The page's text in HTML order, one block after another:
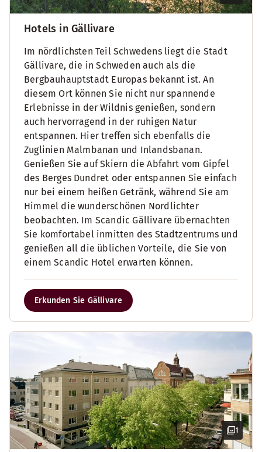
Hotels in Gällivare
Im nördlichsten Teil Schwedens liegt die Stadt
Gällivare, die in Schweden auch als die
Bergbauhauptstadt Europas bekannt ist. An
diesem Ort können Sie nicht nur spannende
Erlebnisse in der Wildnis genießen, sondern
auch hervorragend in der ruhigen Natur
entspannen. Hier treffen sich ebenfalls die
Zuglinien Malmbanan und Inlandsbanan.
Genießen Sie auf Skiern die Abfahrt vom Gipfel
des Berges Dundret oder entspannen Sie einfach
nur bei einem heißen Getränk, während Sie am
Himmel die wunderschönen Nordlichter
beobachten. Im Scandic Gällivare übernachten
Sie komfortabel inmitten des Stadtzentrums und
genießen all die üblichen Vorteile, die Sie von
einem Scandic Hotel erwarten können.
Erkunden Sie Gällivare
1